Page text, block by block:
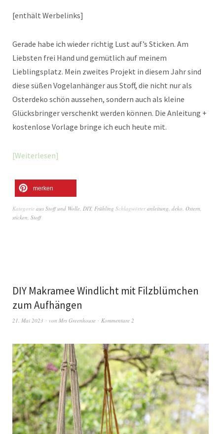
[enthält Werbelinks]
Gerade habe ich wieder richtig Lust auf’s Sticken. Am
Liebsten frei Hand und gemütlich auf meinem
Lieblingsplatz. Mein zweites Projekt in diesem Jahr sind
diese süßen Vogelanhänger aus Stoff, die nicht nur als
Osterdeko schön aussehen, sondern auch als kleine
Glücksbringer verschenkt werden können. Die Anleitung +
kostenlose Vorlage bringe ich euch heute mit.
Weiterlesen
merken
Kategorie aus Stoff und Wolle DIY, Frühling Schlagwörteranleitung deko Ostern
sticken Stoff
DIY Makramee Windlicht mit Filzblümchen
zum Aufhängen
21. Mai 2023 von Mrs Greenhouse Kommentare 2